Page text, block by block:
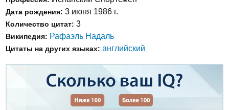
Дата рождения: 3 июня 1986 г.
Количество цитат: 3
Википедия: Рафаэль Надаль
Цитаты на других языках: английский